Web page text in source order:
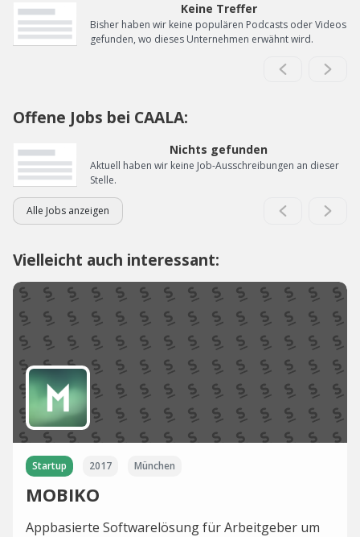
Keine Treffer
Bisher haben wir keine populären Podcasts oder Videos
gefunden, wo dieses Unternehmen erwähnt wird.
Offene Jobs bei CAALA:
Nichts gefunden
Aktuell haben wir keine Job-Ausschreibungen an dieser
Stelle.
Alle Jobs anzeigen
Vielleicht auch interessant:
Startup 2017 München
MOBIKO
Appbasierte Softwarelösung für Arbeitgeber um